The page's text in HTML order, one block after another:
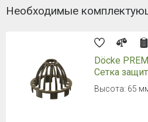
Необходимые
Döcke
Сетка
Высота: 65